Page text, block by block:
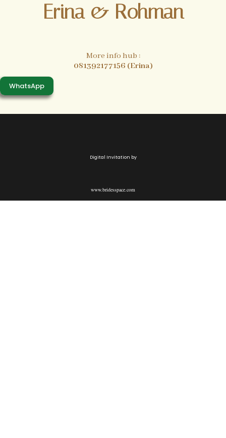
Erina & Rohman
More info hub :
081392177156 (Erina)
WhatsApp
Digital Invitation by
www.bridesspace.com